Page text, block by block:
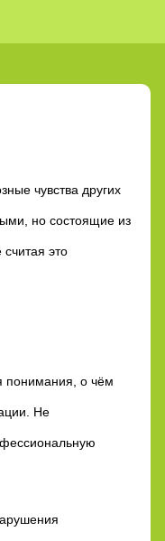
чувства других
но состоящие из
это
понимания, о чём
Не